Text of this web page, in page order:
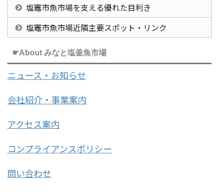
塩竈市魚市場を支える優れた目利き
塩竈市魚市場近隣主要スポット・リンク
☛About みなと塩釜魚市場
ニュース・お知らせ
会社紹介・事業案内
アクセス案内
コンプライアンスポリシー
問い合わせ